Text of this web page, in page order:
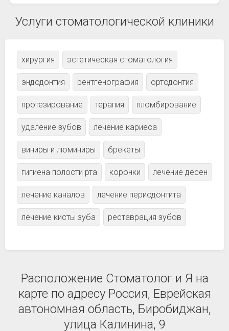
Услуги стоматологической клиники
хирургия эстетическая стоматология
эндодонтия рентгенография ортодонтия
протезирование терапия пломбирование
удаление зубов лечение кариеса
виниры и люминиры брекеты
гигиена полости рта коронки лечение дёсен
лечение каналов лечение периодонтита
лечение кисты зуба реставрация зубов
Расположение Стоматолог и Я на
карте по адресу Россия, Еврейская
автономная область, Биробиджан,
улица Калинина, 9